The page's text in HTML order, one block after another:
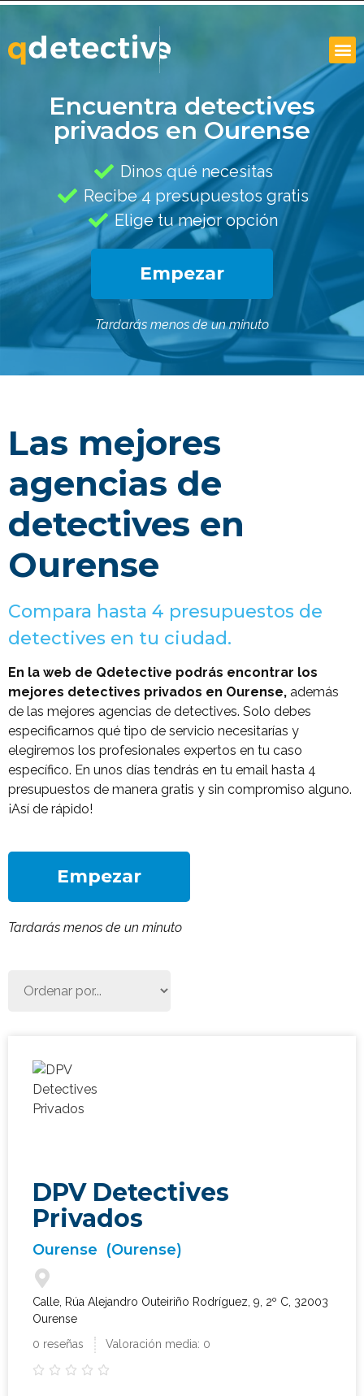
Encuentra detectives
privados en Ourense
Dinos qué necesitas
Recibe 4 presupuestos gratis
Elige tu mejor opción
Empezar
Tardarás menos de un minuto
Las mejores
agencias de
detectives en
Ourense
Compara hasta 4 presupuestos de
detectives en tu ciudad.
En la web de Qdetective podrás encontrar los
mejores detectives privados en Ourense, además
de las mejores agencias de detectives. Solo debes
especificarnos qué tipo de servicio necesitarías y
elegiremos los profesionales expertos en tu caso
específico. En unos días tendrás en tu email hasta 4
presupuestos de manera gratis y sin compromiso alguno.
¡Así de rápido!
Empezar
Tardarás menos de un minuto
DPV Detectives
Privados
Ourense (Ourense)
Calle, Rúa Alejandro Outeiriño Rodríguez, 9, 2º C, 32003
Ourense
0 reseñas
Valoración media: 0
    